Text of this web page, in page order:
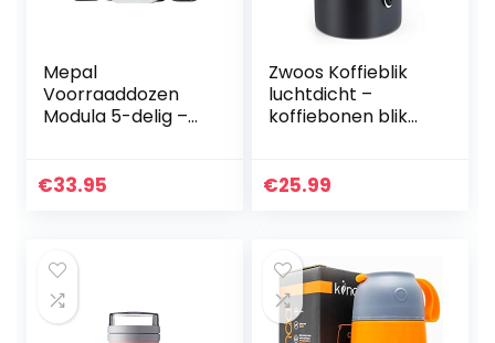
Mepal
Voorraaddozen
Modula 5-delig –
van droge
€33.95
Zwoos Koffieblik
luchtdicht –
koffiebonen blik
met maatlepel –
€25.99